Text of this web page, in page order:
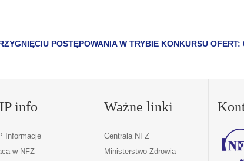
POSTĘPOWANIA W TRYBIE KONKURSU
info
Informacje
w NFZ
Ważne linki
Centrala NFZ
Ministerstwo Zdrowia